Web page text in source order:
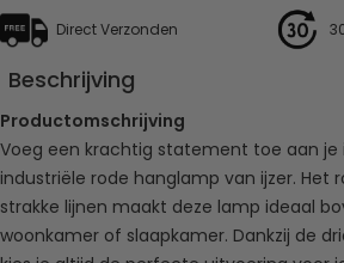
Direct Verzonden
Beschrijving
Productomschrijving
Voeg een krachtig statement toe aan
industriële rode hanglamp van ijzer. Het
strakke lijnen maakt deze lamp ideaal
woonkamer of slaapkamer. Dankzij de